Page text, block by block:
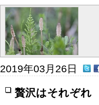
2019年03月26日
贅沢はそれぞれ